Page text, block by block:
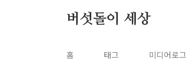
버섯돌이 세상
홈 태그 미디어로그